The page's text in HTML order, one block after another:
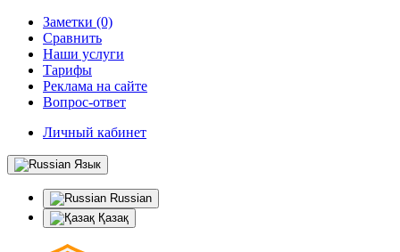
Заметки (0)
Сравнить
Наши услуги
Тарифы
Реклама на сайте
Вопрос-ответ
Личный кабинет
Язык
Russian
Қазақ